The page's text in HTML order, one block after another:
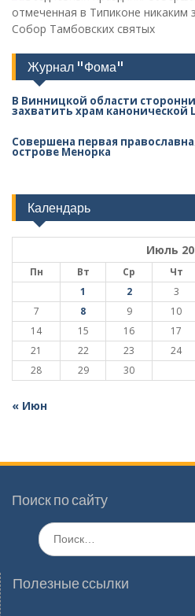
Собор Тамбовских святых
Журнал "Фома"
В Винницкой области
захватить храм канонической
Совершена первая
острове Менорка
Календарь
Июль
Пн Вт Ср Чт
1
2 3
7
8 9 10
14
15 16 17
21
22 23 24
28
29 30
« Июн
Поиск по сайту
Поиск
по:
Полезные ссылки